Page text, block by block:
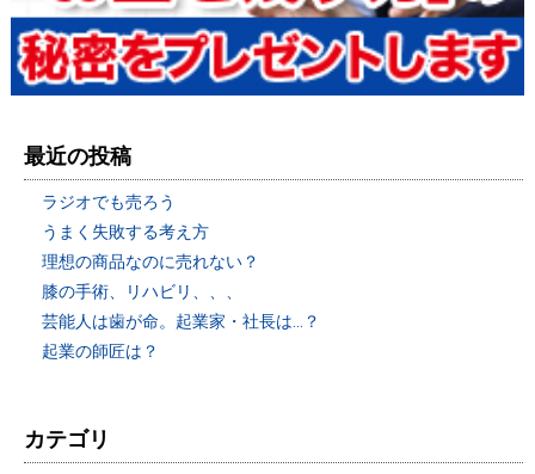
最近の投稿
ラジオでも売ろう
うまく失敗する考え方
理想の商品なのに売れない？
膝の手術、リハビリ、、、
芸能人は歯が命。起業家・社長は…？
起業の師匠は？
カテゴリ